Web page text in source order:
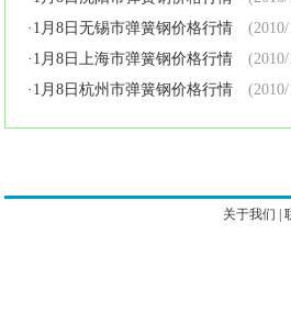
· 1月8日无锡市弹簧钢价格行情
· 1月8日上海市弹簧钢价格行情
· 1月8日杭州市弹簧钢价格行情
关于我们